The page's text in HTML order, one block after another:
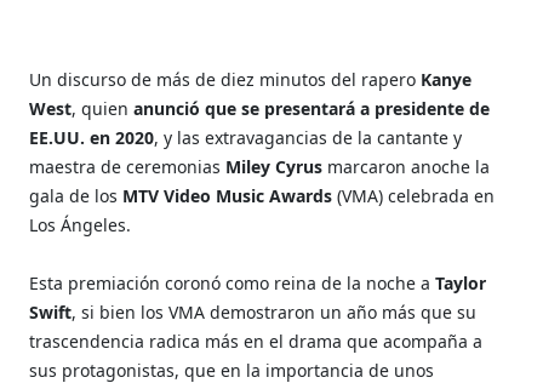
Un discurso de más de diez minutos del rapero Kanye
West, quienanunció que se presentará a presidente de
EE.UU. en 2020, y las extravagancias de la cantante y
maestra de ceremonias Miley Cyrus marcaron anoche la
gala de los MTV Video Music Awards (VMA) celebrada en
Los Ángeles.
Esta premiación coronó como reina de la noche aTaylor
Swift, si bien los VMA demostraron un año más que su
trascendencia radica más en el drama que acompaña a
sus protagonistas, que en la importancia de unos